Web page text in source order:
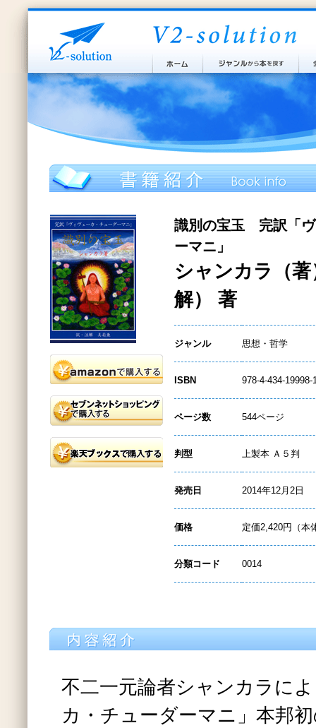
識別の宝玉 完訳「ヴ
ーマニ」
シャンカラ（
解） 著
ジャンル 思想・哲学
ISBN 978-4-434-19998-
ページ数 544ページ
判型 上製本 Ａ５判
発売日 2014年12月2日
価格 定価2,420円（本
分類コード 0014
不二一元論者シャンカラに
カ・チューダーマニ」本邦